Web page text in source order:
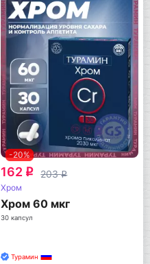
-20%
162 q 203q
Хром
Хром 60 мкг
30 капсул
Турамин